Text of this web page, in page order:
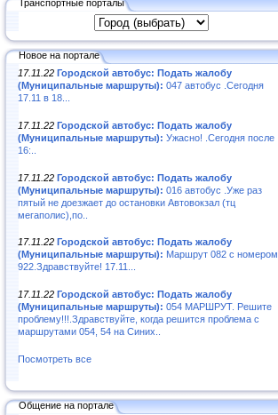
Транспортные порталы
Новое на портале
17.11.22 Городской автобус: Подать жалобу
(Муниципальные маршруты): 047 автобус .Сегодня
17.11 в 18...
17.11.22 Городской автобус: Подать жалобу
(Муниципальные маршруты): Ужасно! .Сегодня после
16:..
17.11.22 Городской автобус: Подать жалобу
(Муниципальные маршруты): 016 автобус .Уже раз
пятый не доезжает до остановки Автовокзал (тц
мегаполис),по..
17.11.22 Городской автобус: Подать жалобу
(Муниципальные маршруты): Маршрут 082 с номером
922.Здравствуйте! 17.11...
17.11.22 Городской автобус: Подать жалобу
(Муниципальные маршруты): 054 МАРШРУТ. Решите
проблему!!!.Здравствуйте, когда решится проблема с
маршрутами 054, 54 на Синих..
Посмотреть все
Общение на портале